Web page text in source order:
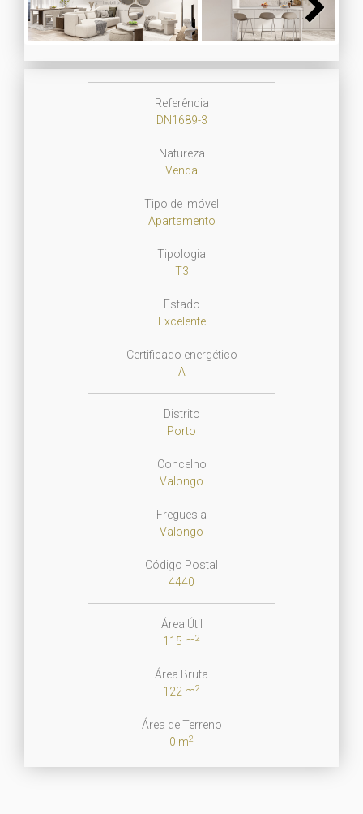
Next
Referência
DN1689-3
Natureza
Venda
Tipo de Imóvel
Apartamento
Tipologia
T3
Estado
Excelente
Certificado energético
A
Distrito
Porto
Concelho
Valongo
Freguesia
Valongo
Código Postal
4440
Área Útil
115 m2
Área Bruta
122 m2
Área de Terreno
0 m2